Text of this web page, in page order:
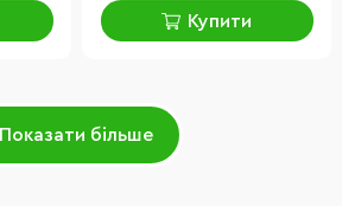
Купити
Показати більше